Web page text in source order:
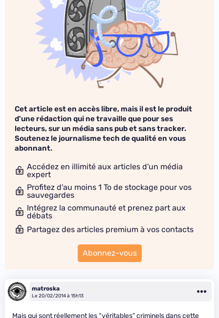
Cet article est en accès libre, mais il est le produit
d'une rédaction qui ne travaille que pour ses
lecteurs, sur un média sans pub et sans tracker.
Soutenez le journalisme tech de qualité en vous
abonnant.
Accédez en illimité aux articles d'un média
expert
Profitez d'au moins 1 To de stockage pour vos
sauvegardes
Intégrez la communauté et prenez part aux
débats
Partagez des articles premium à vos contacts
Abonnez-vous
matroska
Le 20/02/2014 à 15h13
Mais qui sont réellement les “véritables” criminels dans cette